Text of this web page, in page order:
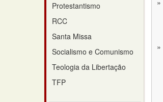
Protestantismo
RCC
Santa Missa
Socialismo e Comunismo
Teologia da Libertação
TFP